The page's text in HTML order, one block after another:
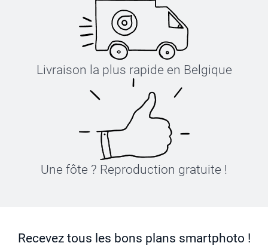
Livraison la plus rapide en Belgique
Une fôte ? Reproduction gratuite !
Recevez tous les bons plans smartphoto !